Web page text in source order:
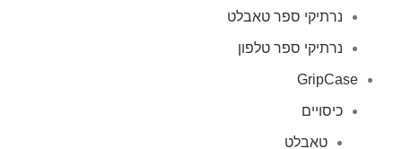
נרתיקי ספר טאבלט
נרתיקי ספר טלפון
GripCase
כיסויים
טאבלט